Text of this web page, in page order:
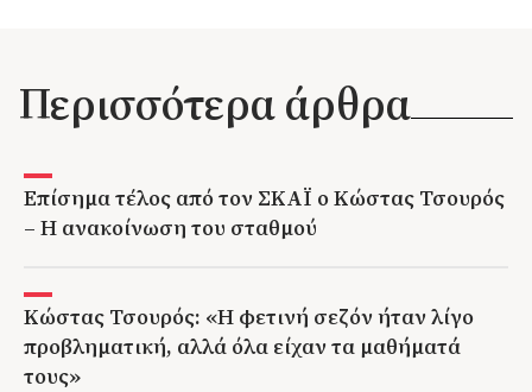
Περισσότερα άρθρα
Επίσημα τέλος από τον ΣΚΑΪ ο Κώστας Τσουρός
– Η ανακοίνωση του σταθμού
Κώστας Τσουρός: «Η φετινή σεζόν ήταν λίγο
προβληματική, αλλά όλα είχαν τα μαθήματά
τους»